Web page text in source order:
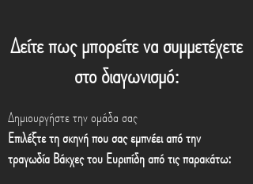
Δείτε πως μπορείτε να συμμετέχετε
στο διαγωνισμό:
Δημιουργήστε την ομάδα σας
Επιλέξτε τη σκηνή που σας εμπνέει από την
τραγωδία Βάκχες του Ευριπίδη από τις παρακάτω: